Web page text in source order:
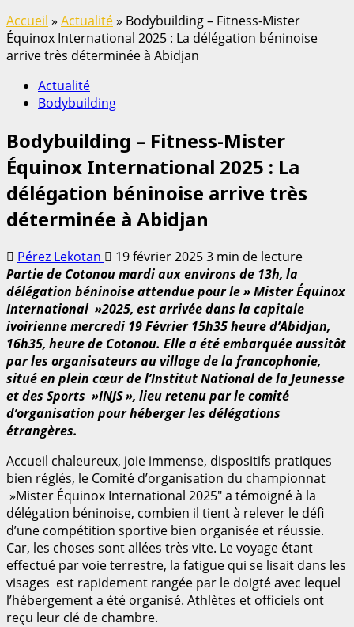
Accueil » Actualité» Bodybuilding – Fitness-Mister
Équinox International 2025 : La délégation béninoise
arrive très déterminée à Abidjan
Actualité
Bodybuilding
Bodybuilding – Fitness-Mister
Équinox International 2025 : La
délégation béninoise arrive très
déterminée à Abidjan
Pérez Lekotan 19 février 20253 min de lecture
Partie de Cotonou mardi aux environs de 13h, la
délégation béninoise attendue pour le » Mister Équinox
International »2025, est arrivée dans la capitale
ivoirienne mercredi 19 Février 15h35 heure d’Abidjan,
16h35, heure de Cotonou. Elle a été embarquée aussitôt
par les organisateurs au village de la francophonie,
situé en plein cœur de l’Institut National de la Jeunesse
et des Sports »INJS », lieu retenu par le comité
d’organisation pour héberger les délégations
étrangères.
Accueil chaleureux, joie immense, dispositifs pratiques
bien réglés, le Comité d’organisation du championnat
»Mister Équinox International 2025″ a témoigné à la
délégation béninoise, combien il tient à relever le défi
d’une compétition sportive bien organisée et réussie.
Car, les choses sont allées très vite. Le voyage étant
effectué par voie terrestre, la fatigue qui se lisait dans les
visages est rapidement rangée par le doigté avec lequel
l’hébergement a été organisé. Athlètes et officiels ont
reçu leur clé de chambre.